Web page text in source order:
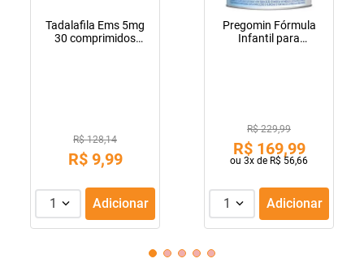
Tadalafila Ems 5mg
30 comprimidos
R$ 128,14
R$ 9,99
1 Adicionar
Pregomin Fórmula
Infantil para
R$ 229,99
R$ 169,99
ou 3x de R$ 56,66
1 Adicionar